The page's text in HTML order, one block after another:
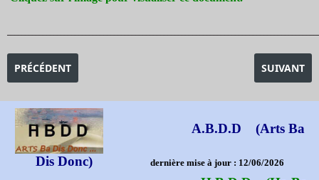
ARTICLE PRÉCÉDENT : EXPOSITION FAITH RINGGOLD
PRÉCÉDENT ARTICLE
SUIVANT
A.B.D.D (Arts Ba
Dis Donc) dernière mise à jour : 12/06/2026